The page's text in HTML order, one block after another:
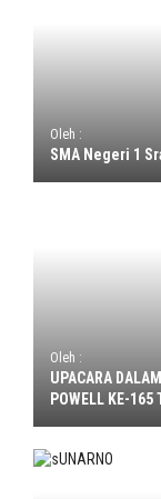
Oleh :
SMA Negeri 1
Oleh :
UPACARA
POWELL KE-165